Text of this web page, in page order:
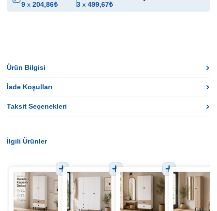
9 x 204,86₺
3 x 499,67₺
Ürün Bilgisi
İade Koşulları
Taksit Seçenekleri
İlgili Ürünler